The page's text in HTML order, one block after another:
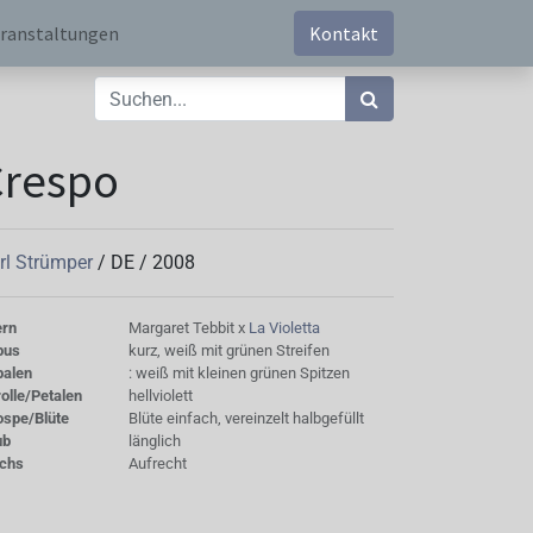
Kontakt
Strümper / DE / 2008
Margaret Tebbit x La Violetta
kurz, weiß mit grünen Streifen
: weiß mit kleinen grünen Spitzen
Petalen
hellviolett
Blüte
Blüte einfach, vereinzelt halbgefüllt
länglich
Aufrecht